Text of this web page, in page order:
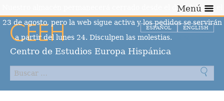
Centro de Estudios Europa Hispánica
ESPAÑOL ENGLISH
Menú
Nuestro almacén permanecerá cerrado desde el día 10 hasta el
23 de agosto, pero la web sigue activa y los pedidos se servirán
a partir del lunes 24. Disculpen las molestias.